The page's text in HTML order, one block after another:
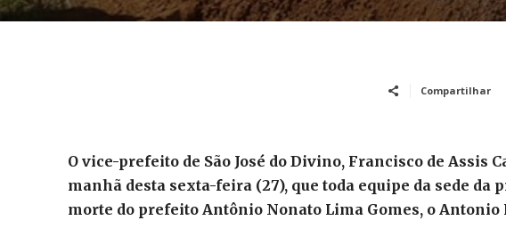
Compartilhar
O vice-prefeito de São José do Divino, Francisco de Assis
manhã desta sexta-feira (27), que toda equipe da sede
morte do prefeito Antônio Nonato Lima Gomes, o Antonio